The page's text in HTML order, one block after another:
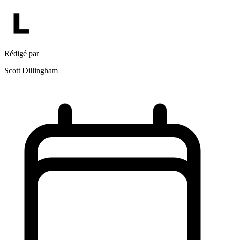
Rédigé par
Scott Dillingham